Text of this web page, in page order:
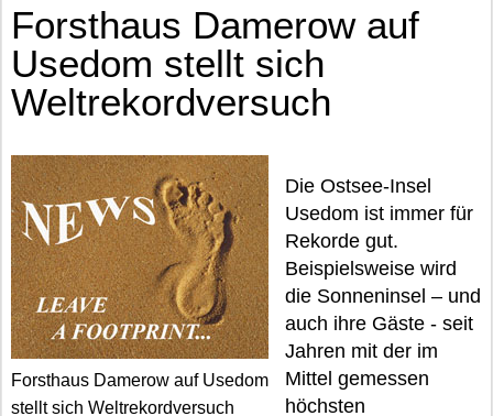
WELTREKORDVERSUCH
Forsthaus Damerow auf
Usedom stellt sich
Weltrekordversuch
Forsthaus Damerow auf Usedom
stellt sich Weltrekordversuch
Die Ostsee-Insel
Usedom ist immer für
Rekorde gut.
Beispielsweise wird
die Sonneninsel – und
auch ihre Gäste - seit
Jahren mit der im
Mittel gemessen
höchsten